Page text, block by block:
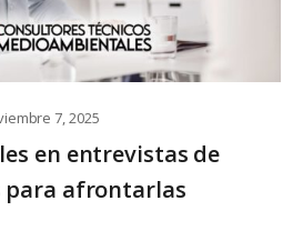
7, 2025
en entrevistas de
afrontarlas